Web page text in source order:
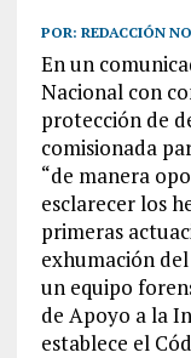
POR: REDACCIÓN
En un
Nacional con
protección de
comisionada
“de manera
esclarecer los
primeras
exhumación
un equipo
de Apoyo a la
establece el